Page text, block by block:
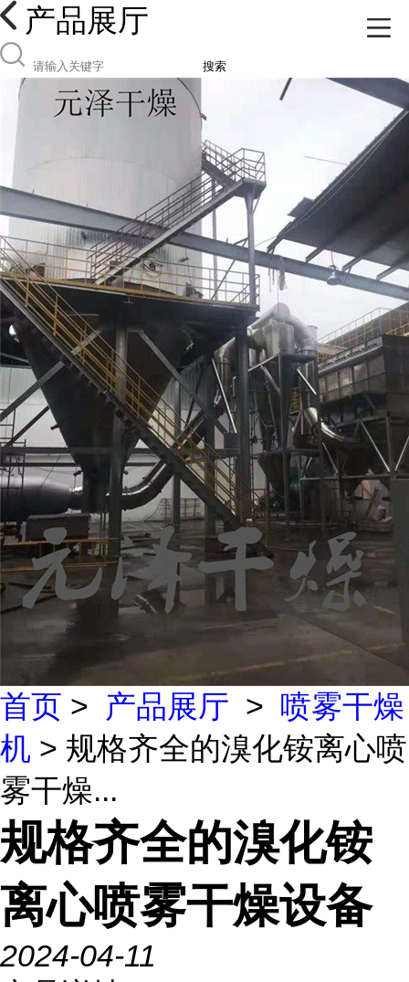
产品展厅
搜索
首页 > 产品展厅 > 喷雾干燥
机 > 规格齐全的溴化铵离心喷
雾干燥...
规格齐全的溴化铵
离心喷雾干燥设备
2024-04-11